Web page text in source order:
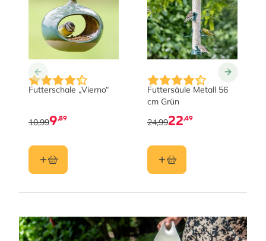
Futterschale „Vierno“
9,89
10,99
Futtersäule Metall 56
cm Grün
22,49
24,99